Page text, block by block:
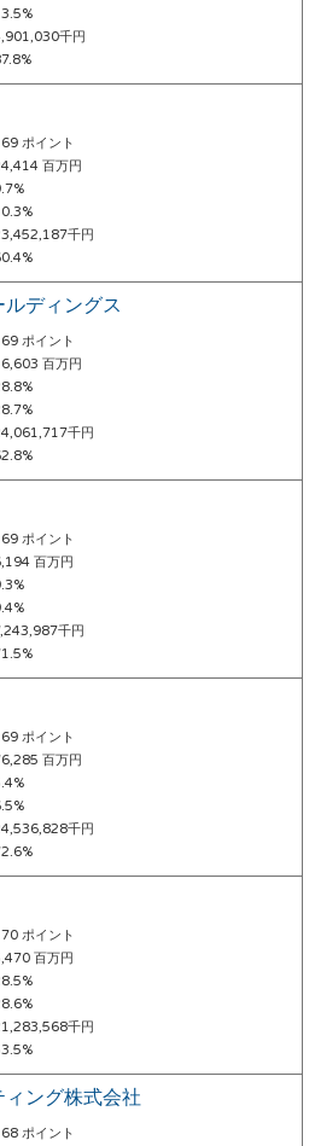
千円
ポイント
百万円
千円
ディングス
ポイント
百万円
千円
ポイント
百万円
千円
ポイント
百万円
千円
ポイント
百万円
千円
ング株式会社
ポイント